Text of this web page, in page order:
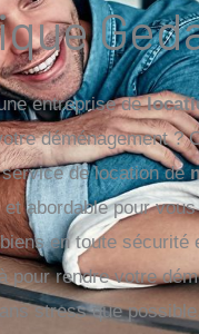
entreprise de
déménagement ?
de location de
abordable pour
en toute sécurité
pour rendre votre
stress que